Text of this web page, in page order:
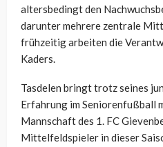
altersbedingt den
darunter mehrere zentrale
frühzeitig arbeiten die
Kaders.
Tasdelen bringt trotz seines
Erfahrung im Seniorenfußball
Mannschaft des 1. FC
Mittelfeldspieler in dieser